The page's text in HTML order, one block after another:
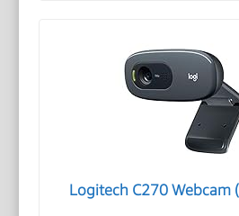
Logitech C270 Webcam